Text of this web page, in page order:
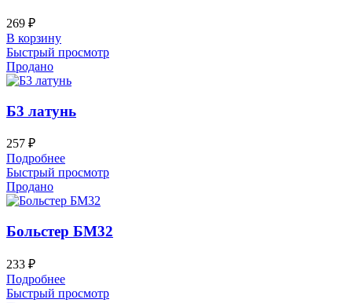
269 ₽
В корзину
Быстрый просмотр
Продано
Б3 латунь
257 ₽
Подробнее
Быстрый просмотр
Продано
Больстер БМ32
233 ₽
Подробнее
Быстрый просмотр